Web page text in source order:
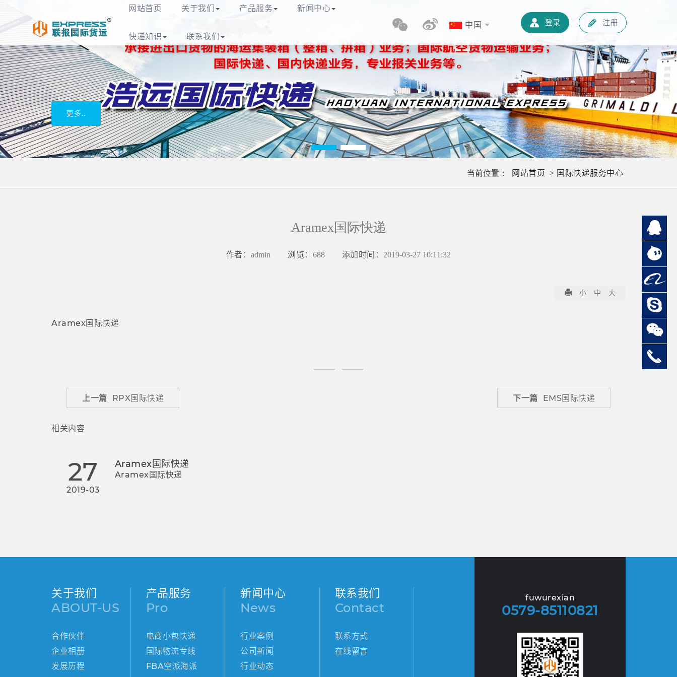
网站首页 关于我们 产品服务 新闻中心
快递知识 联系我们
中国 登录 注册
产品服务 快递知识 联系我们 中文
义乌联报国际货运代理有限公司
义乌专业国际快递
更多..
当前位置： 网站首页 > 国际快递服务中心
Aramex国际快递
作者：admin 浏览： 688 添加时间：2019-03-27 10:11:32
小 中 大
Aramex国际快递
上一篇 RPX国际快递 下一篇 EMS国际快递
相关内容
27
2019-03
Aramex国际快递
Aramex国际快递
关于我们
ABOUT-US
合作伙伴
企业相册
发展历程
产品服务
Pro
电商小包快递
国际物流专线
FBA空派海派
新闻中心
News
行业案例
公司新闻
行业动态
联系我们
Contact
联系方式
在线留言
fuwurexian
0579-85110821